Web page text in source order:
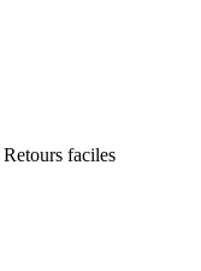
Retours faciles